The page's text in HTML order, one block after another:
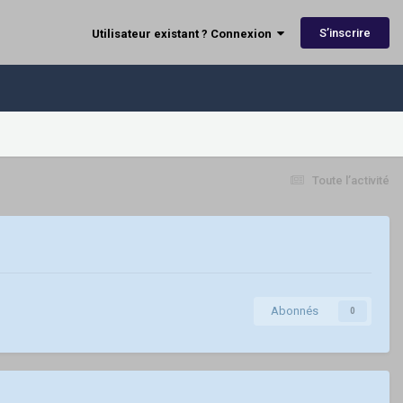
Utilisateur existant ? Connexion S’inscrire
Toute l’activité
Abonnés 0